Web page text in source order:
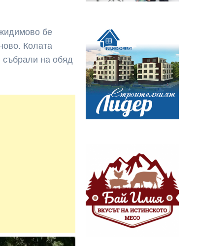
бе
Колата
събрали на обяд